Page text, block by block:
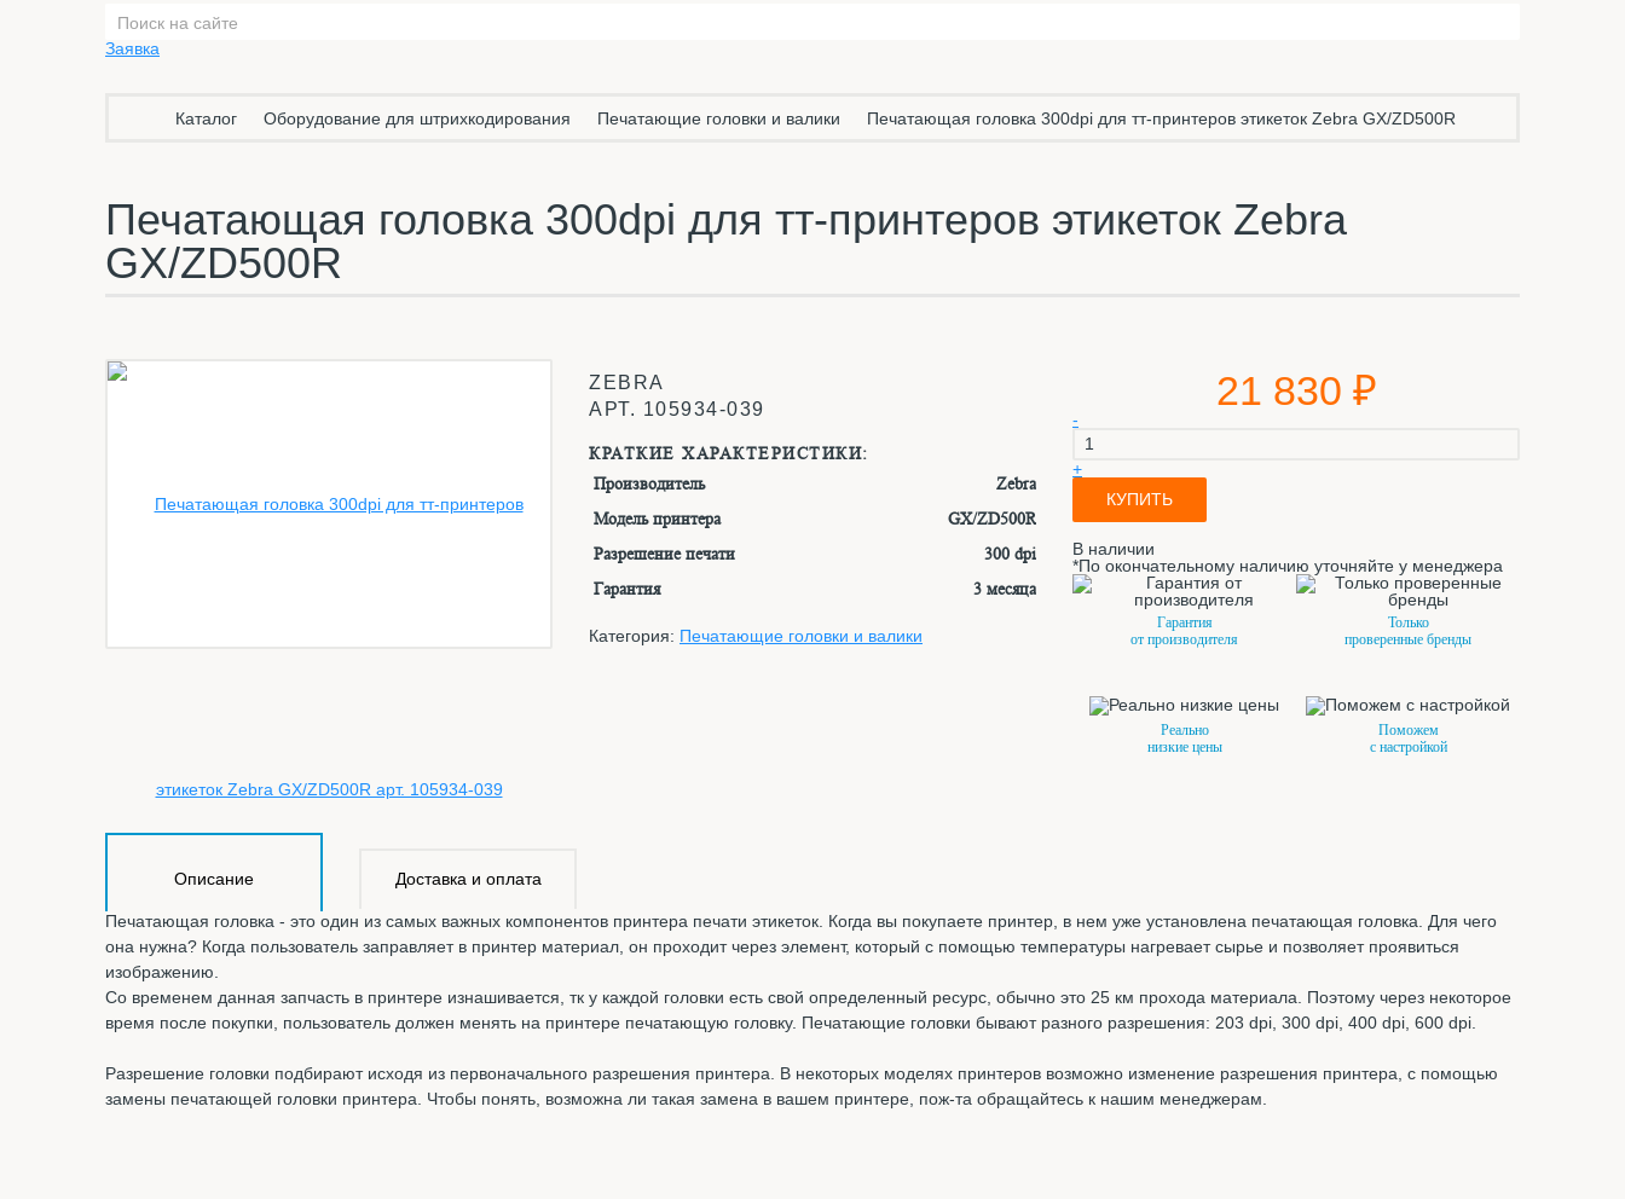
Заявка
Каталог Оборудование для штрихкодирования Печатающие головки и валики Печатающая головка 300dpi для тт-принтеров этикеток Zebra GX/ZD500R
Печатающая головка 300dpi для тт-принтеров этикеток Zebra
GX/ZD500R
ZEBRA
АРТ. 105934-039
КРАТКИЕ ХАРАКТЕРИСТИКИ:
Производитель
Zebra
Модель принтера
GX/ZD500R
Разрешение печати
300 dpi
Гарантия
3 месяца
Категория: Печатающие головки и валики
21 830 ₽
-
+
КУПИТЬ
В наличии
*По окончательному наличию уточняйте у менеджера
Гарантия
от производителя
Только
проверенные бренды
Реально
низкие цены
Поможем
с настройкой
Описание Доставка и оплата
Печатающая головка - это один из самых важных компонентов принтера печати этикеток. Когда вы покупаете принтер, в нем уже установлена печатающая головка. Для чего
она нужна? Когда пользователь заправляет в принтер материал, он проходит через элемент, который с помощью температуры нагревает сырье и позволяет проявиться
изображению.
Со временем данная запчасть в принтере изнашивается, тк у каждой головки есть свой определенный ресурс, обычно это 25 км прохода материала. Поэтому через некоторое
время после покупки, пользователь должен менять на принтере печатающую головку. Печатающие головки бывают разного разрешения: 203 dpi, 300 dpi, 400 dpi, 600 dpi.
Разрешение головки подбирают исходя из первоначального разрешения принтера. В некоторых моделях принтеров возможно изменение разрешения принтера, с помощью
замены печатающей головки принтера. Чтобы понять, возможна ли такая замена в вашем принтере, пож-та обращайтесь к нашим менеджерам.